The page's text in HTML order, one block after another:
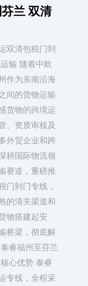
兰 双清
双清包税门到
输 随着中欧
作为东南沿海
间的货物运输
货物的跨境运
、资质审核及
外贸企业和跨
耕国际物流领
赛道，重磅推
门到门专线，
的清关渠道和
物搭建起安
桥梁，彻底解
睿福州至芬兰
心优势 泰睿
专线，全程采